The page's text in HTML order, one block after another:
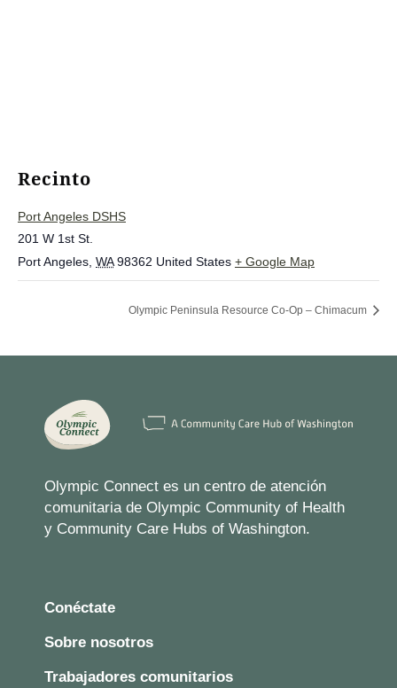
Recinto
Port Angeles DSHS
201 W 1st St.
Port Angeles WA 98362 United States + Google Map
Olympic Peninsula Resource Co-Op – Chimacum
Olympic Connect es un centro de atención
comunitaria de Olympic Community of Health
y Community Care Hubs of Washington.
Conéctate
Sobre nosotros
Trabajadores comunitarios